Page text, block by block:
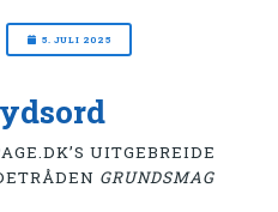
5. JULI 2025
UITGEBREIDE
GRUNDSMAG